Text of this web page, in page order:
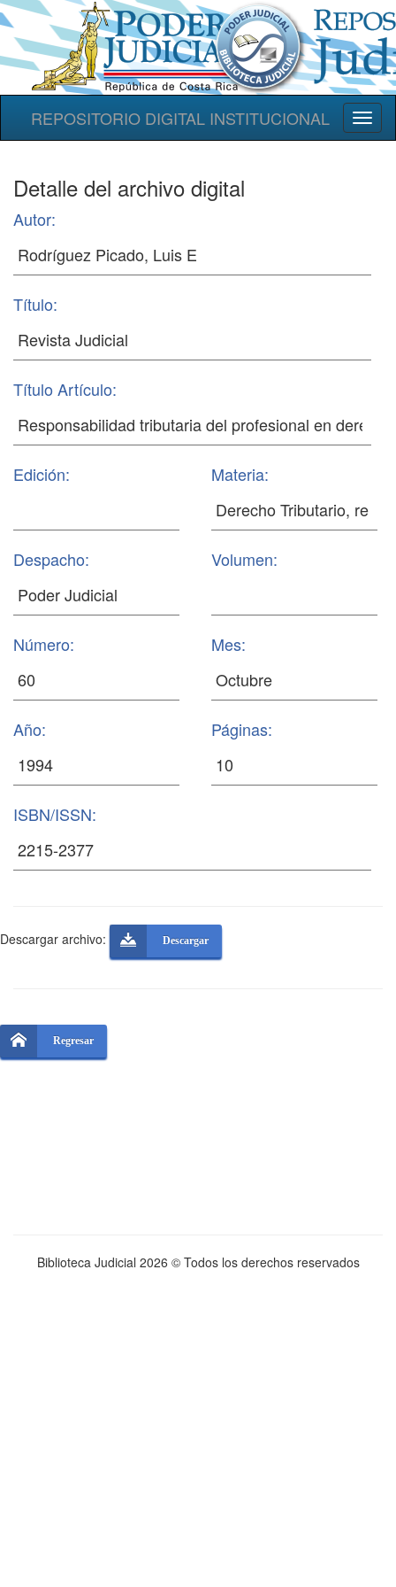
REPOSITORIO DIGITAL INSTITUCIONAL
Detalle del archivo digital
Autor:
Título:
Título Artículo:
Edición: Materia:
Despacho: Volumen:
Número: Mes:
Año: Páginas:
ISBN/ISSN:
Descargar archivo: Descargar
Regresar
Biblioteca Judicial 2026 © Todos los derechos reservados